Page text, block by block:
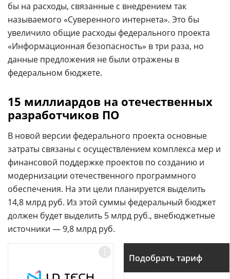
бы на расходы, связанные с внедрением так
называемого «Суверенного интернета». Это бы
увеличило общие расходы федерального проекта
«Информационная безопасность» в три раза, но
данные предложения не были отражены в
федеральном бюджете.
15 миллиардов на отечественных
разработчиков ПО
В новой версии федерального проекта основные
затраты связаны с осуществлением комплекса мер и
финансовой поддержке проектов по созданию и
модернизации отечественного программного
обеспечения. На эти цели планируется выделить
14,8 млрд руб. Из этой суммы федеральный бюджет
должен будет выделить 5 млрд руб., внебюджетные
источники — 9,8 млрд руб.
Подобрать тариф